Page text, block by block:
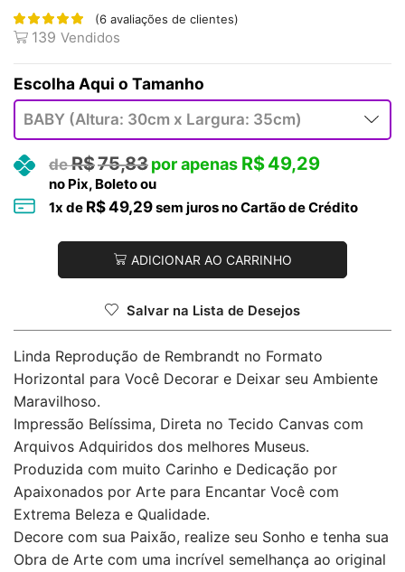
(6 avaliações de clientes)
139 Vendidos
Tamanho
R$75,83 R$49,29
no Pix, Boleto ou
1x de R$49,29sem juros no Cartão de Crédito
ADICIONAR AO CARRINHO
Salvar na Lista de Desejos
Linda Reprodução de Rembrandt no Formato
Horizontal para Você Decorar e Deixar seu Ambiente
Maravilhoso.
Impressão Belíssima, Direta no Tecido Canvas com
Arquivos Adquiridos dos melhores Museus.
Produzida com muito Carinho e Dedicação por
Apaixonados por Arte para Encantar Você com
Extrema Beleza e Qualidade.
Decore com sua Paixão, realize seu Sonho e tenha sua
Obra de Arte com uma incrível semelhança ao original